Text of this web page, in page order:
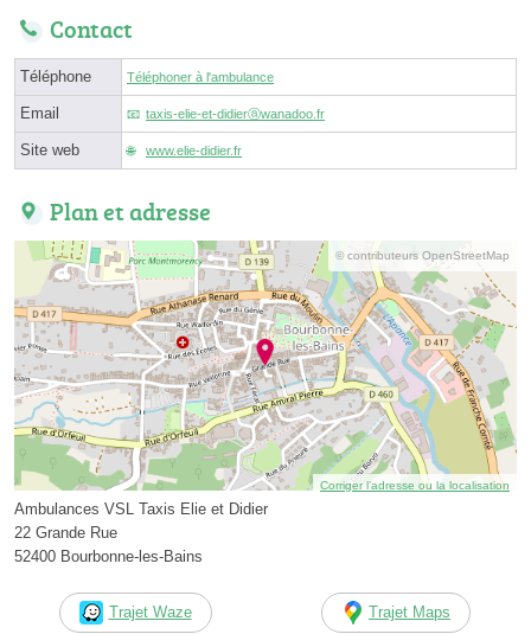
Contact
Téléphone Téléphoner à l'ambulance
Email taxis-elie-et-didierⓐwanadoo.fr
Site web www.elie-didier.fr
Plan et adresse
© contributeurs OpenStreetMap
Corriger l’adresse ou la localisation
Ambulances VSL Taxis Elie et Didier
22 Grande Rue
52400 Bourbonne-les-Bains
Trajet Waze Trajet Maps